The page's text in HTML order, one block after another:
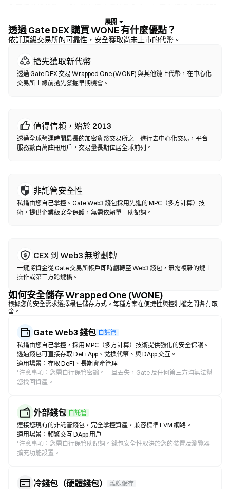
可使用信用卡購買 WONE。務必備份助記詞，並在確認任何交易前
核實合約地址。
去中心化交易所 (DEX)
無需中間方的點對點交易。DEX 透過智能合約在鏈上執行兌換，無
需註冊或身分認證。連接兼容錢包，選擇代幣對，設置滑點容差後
透過 Gate DEX 購買 WONE 有什麼優點？
依託頂級交易所的可靠性，安全獲取尚未上市的代幣。
搶先獲取新代幣
透過 Gate DEX 交易 Wrapped One (WONE) 與其他鏈上代幣，在中心化
交易所上線前搶先發掘早期機會。
值得信賴，始於 2013
透過全球營運時間最長的加密貨幣交易所之一進行去中心化交易，平台
服務數百萬註冊用戶，交易量長期位居全球前列。
非託管安全性
私鑰由您自己掌控。Gate Web3 錢包採用先進的 MPC（多方計算）技
術，提供企業級安全保護，無需依賴單一助記詞。
CEX 到 Web3 無縫劃轉
一鍵將資金從 Gate 交易所帳戶即時劃轉至 Web3 錢包，無需複雜的鏈上
操作或第三方跨鏈橋。
如何安全儲存 Wrapped One (WONE)
根據您的安全需求選擇最佳儲存方式。每種方案在便捷性與控制權之間各有取
舍。
Gate Web3 錢包 自託管
私鑰由您自己掌控，採用 MPC（多方計算）技術提供強化的安全保護。
透過錢包可直接存取 DeFi App、兌換代幣、與 DApp 交互。
適用場景：存取 DeFi、長期資產管理
*注意事項：您需自行保管密鑰。一旦丟失，Gate 及任何第三方均無法幫
您找回資產。
外部錢包 自託管
連接您現有的非託管錢包，完全掌控資產，兼容標準 EVM 網路。
適用場景：頻繁交互 DApp 用戶
*注意事項：您需自行保管助記詞。錢包安全性取決於您的裝置及瀏覽器
擴充功能設置。
冷錢包（硬體錢包） 離線儲存